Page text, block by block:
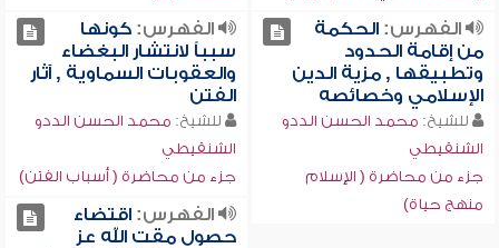
الفهرس:الحكمة
من إقامة الحدود
وتطبيقها , مزية الدين
الإسلامي وخصائصه
للشيخ: محمد الحسن الددو
الشنقيطي
جزء من محاضرة ( الإسلام
منهج حياة)
الفهرس:كونها
سبباً لانتشار البغضاء
والعقوبات السماوية , آثار
الفتن
للشيخ: محمد الحسن الددو
الشنقيطي
جزء من محاضرة ( أسباب الفتن)
الفهرس:اقتضاء
حصول مقت الله عز